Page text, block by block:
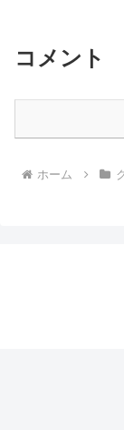
コメント
ホーム